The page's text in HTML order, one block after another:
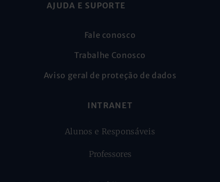
AJUDA E SUPORTE
Fale conosco
Trabalhe Conosco
Aviso geral de proteção de dados
INTRANET
Alunos e Responsáveis
Professores